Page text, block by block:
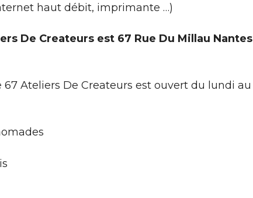
haut débit, imprimante …)
De Createurs est 67 Rue Du Millau Nantes
67 Ateliers De Createurs est ouvert du lundi au